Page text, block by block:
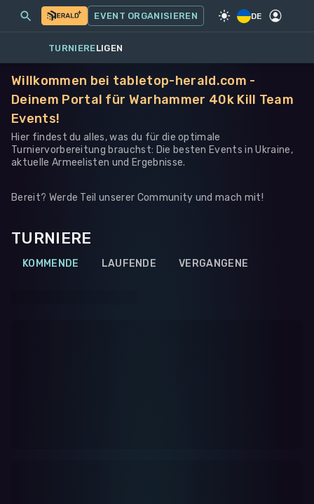
SPIEL·WARHAMMER 40K
MEINE EVENTS MEHR
EVENT ORGANISIEREN DE
TURNIERELIGEN
Willkommen bei tabletop-herald.com -
Deinem Portal für Warhammer 40k Kill Team
Events!
Hier findest du alles, was du für die optimale
Turniervorbereitung brauchst: Die besten Events in Ukraine,
aktuelle Armeelisten und Ergebnisse.
Bereit? Werde Teil unserer Community und mach mit!
TURNIERE
KOMMENDE LAUFENDE VERGANGENE